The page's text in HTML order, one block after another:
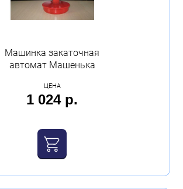
Машинка закаточная
автомат Машенька
ЦЕНА
1 024 р.